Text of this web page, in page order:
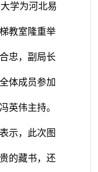
学为河北易
教室隆重举
忠，副局长
体成员参加
英伟主持。
示，此次图
的藏书，还